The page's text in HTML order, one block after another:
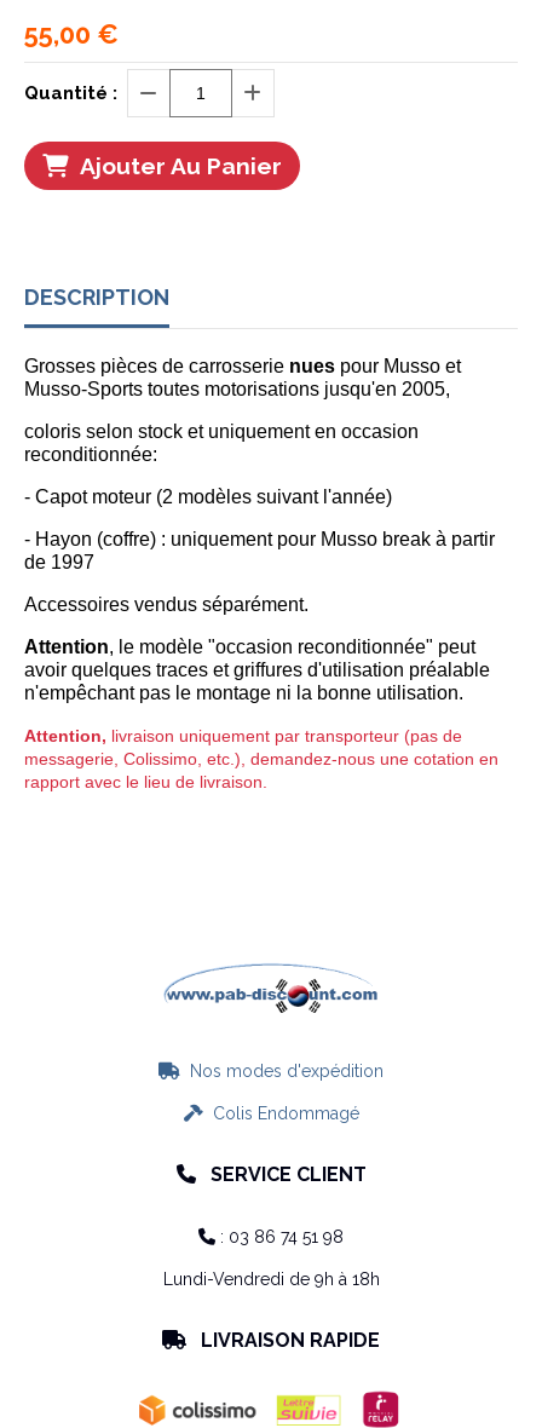
55,00 €
Quantité :
Ajouter Au Panier
DESCRIPTION
Grosses pièces de carrosserie nues pour Musso et
Musso-Sports toutes motorisations jusqu'en 2005,
coloris selon stock et uniquement en occasion
reconditionnée:
- Capot moteur (2 modèles suivant l'année)
- Hayon (coffre) : uniquement pour Musso break à partir
de 1997
Accessoires vendus séparément.
Attention, le modèle "occasion reconditionnée" peut
avoir quelques traces et griffures d'utilisation préalable
n'empêchant pas le montage ni la bonne utilisation.
Attention, livraison uniquement par transporteur (pas de
messagerie, Colissimo, etc.), demandez-nous une cotation en
rapport avec le lieu de livraison.
 Nos modes d'expédition
Colis Endommagé
 SERVICE CLIENT
 : 03 86 74 51 98
Lundi-Vendredi de 9h à 18h
 LIVRAISON RAPIDE